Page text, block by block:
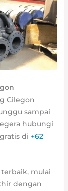
Cilegon
sampai
hubungi
di +62
mulai
dengan